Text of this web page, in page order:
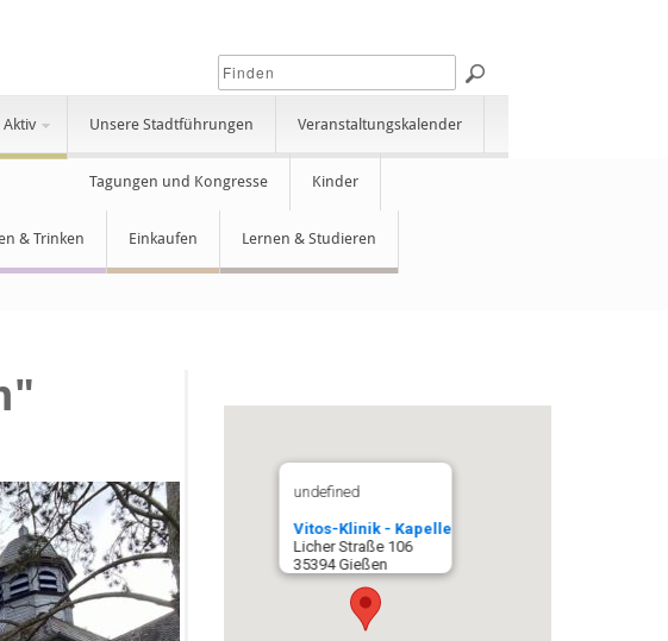
Unsere Stadtführungen Veranstaltungskalender
Tagungen und Kongresse Kinder
& Trinken Einkaufen Lernen & Studieren
undefined
Vitos-Klinik - Kapelle
Licher Straße 106
35394 Gießen